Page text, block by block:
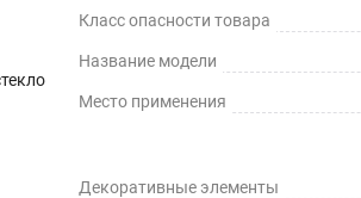
Класс опасности товара
Название модели
Место применения
Декоративные элементы